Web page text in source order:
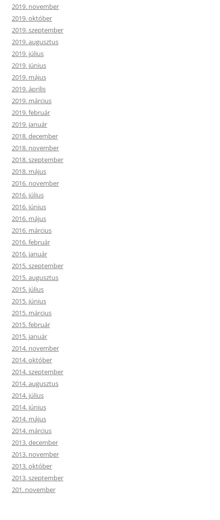
2019. november
2019. október
2019. szeptember
2019. augusztus
2019. július
2019. június
2019. május
2019. április
2019. március
2019. február
2019. január
2018. december
2018. november
2018. szeptember
2018. május
2016. november
2016. július
2016. június
2016. május
2016. március
2016. február
2016. január
2015. szeptember
2015. augusztus
2015. július
2015. június
2015. március
2015. február
2015. január
2014. november
2014. október
2014. szeptember
2014. augusztus
2014. július
2014. június
2014. május
2014. március
2013. december
2013. november
2013. október
2013. szeptember
201. november